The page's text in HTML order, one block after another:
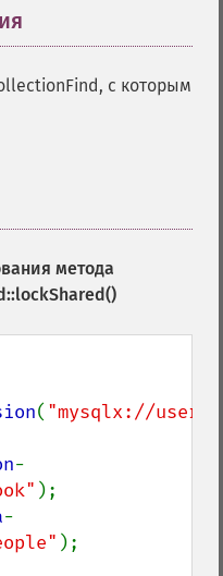
с которым
метода
( "mysqlx://
-
-
);